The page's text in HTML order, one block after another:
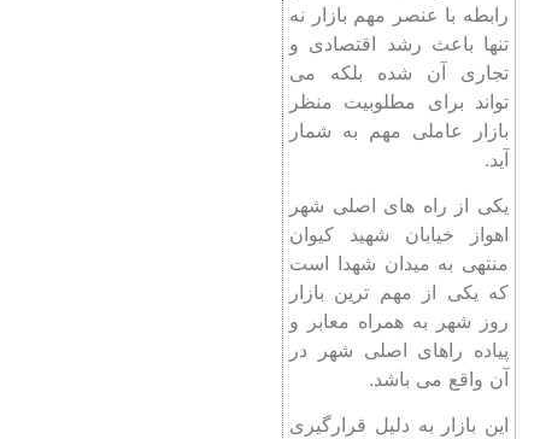
رابطه با عنصر مهم بازار نه
تنها باعث رشد اقتصادی و
تجاری آن شده بلکه می
تواند برای مطلوبیت منظر
بازار عاملی مهم به شمار
آید.
یکی از راه های اصلی شهر
اهواز خیابان شهید کیوان
منتهی به میدان شهدا است
که یکی از مهم ترین بازار
روز شهر به همراه معابر و
پیاده راهای اصلی شهر در
آن واقع می باشد.
این بازار به دلیل قرارگیری